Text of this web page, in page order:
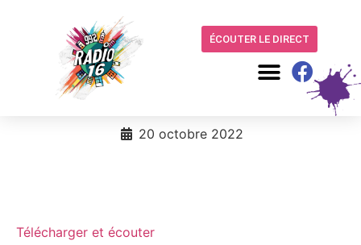
ÉCOUTER LE DIRECT
20 octobre 2022
Télécharger et écouter